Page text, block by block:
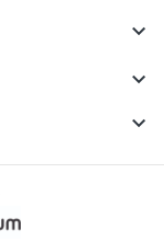


